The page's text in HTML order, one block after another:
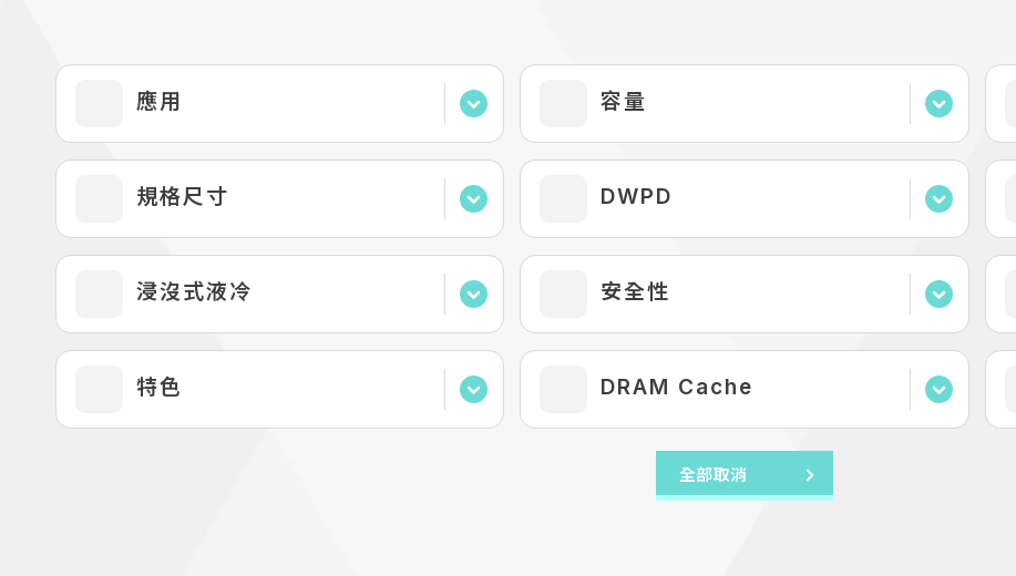
應用
金融科技
網路與通訊
容量
40 GB
120 GB
256 GB
320 GB
規格尺寸
2.5"
M.2 2280
DWPD
< 1 (3 yrs)
> 1 (5 yrs)
浸沒式液冷
Immersion Cooling
安全性
AES-256
LDPC ECC
特色 DRAM Cache
DRAM-less全部取消